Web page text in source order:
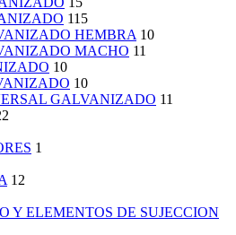
115
HEMBRA 10
MACHO 11
10
10
GALVANIZADO 11
1
12
Y ELEMENTOS DE SUJECCION